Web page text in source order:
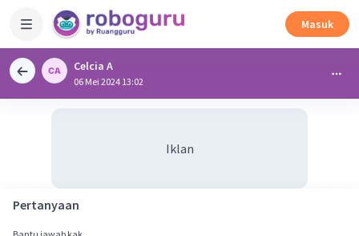
Masuk
Celcia A
06 Mei 2024 13:02
Iklan
Pertanyaan